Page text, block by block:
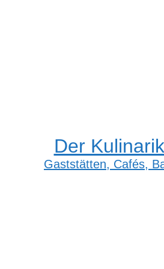
Der
Gaststätten, Cafés,